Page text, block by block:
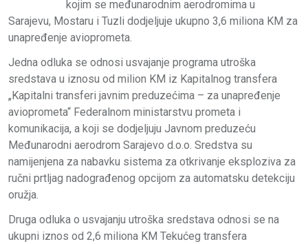
kojim se međunarodnim aerodromima u
Sarajevu, Mostaru i Tuzli dodjeljuje ukupno 3,6 miliona KM za
unapređenje avioprometa.
Jedna odluka se odnosi usvajanje programa utroška
sredstava u iznosu od milion KM iz Kapitalnog transfera
„Kapitalni transferi javnim preduzećima – za unapređenje
avioprometa“ Federalnom ministarstvu prometa i
komunikacija, a koji se dodjeljuju Javnom preduzeću
Međunarodni aerodrom Sarajevo d.o.o. Sredstva su
namijenjena za nabavku sistema za otkrivanje eksploziva za
ručni prtljag nadograđenog opcijom za automatsku detekciju
oružja.
Druga odluka o usvajanju utroška sredstava odnosi se na
ukupni iznos od 2,6 miliona KM Tekućeg transfera